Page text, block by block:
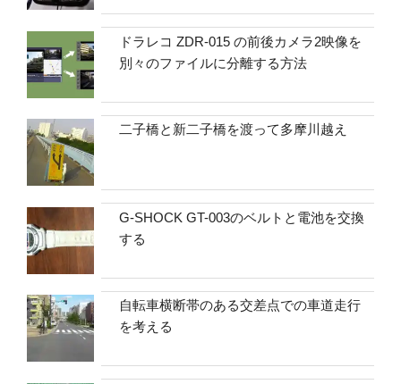
ドラレコ ZDR-015 の前後カメラ2映像を
別々のファイルに分離する方法
二子橋と新二子橋を渡って多摩川越え
G-SHOCK GT-003のベルトと電池を交換
する
自転車横断帯のある交差点での車道走行
を考える